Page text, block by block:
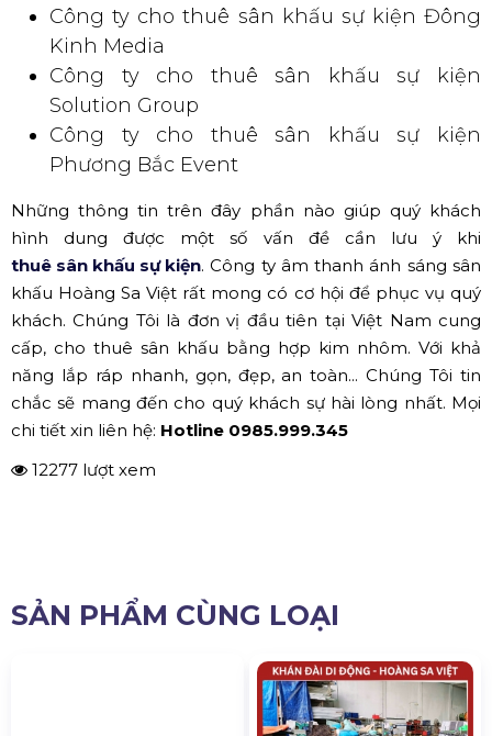
Công ty cho thuê sân khấu sự kiện Việt
Link Event
Công ty cho thuê sân khấu sự kiện Minh
Vũ Media
Công ty cho thuê sân khấu sự kiện T&T
Event
Nguyễn Lê
Công ty cho thuê sân khấu sự kiện Trần
Gia
Công ty cho thuê sân khấu sự kiện Đông
Kinh Media
Công ty cho thuê sân khấu sự kiện
Solution Group
Công ty cho thuê sân khấu sự kiện
Phương Bắc Event
khách. Chúng Tôi là đơn vị đầu tiên tại Việt Nam cung
năng lắp ráp nhanh, gọn, đẹp, an toàn... Chúng Tôi tin
chắc sẽ mang đến cho quý khách sự hài lòng nhất. Mọi
Hotline 0985.999.345